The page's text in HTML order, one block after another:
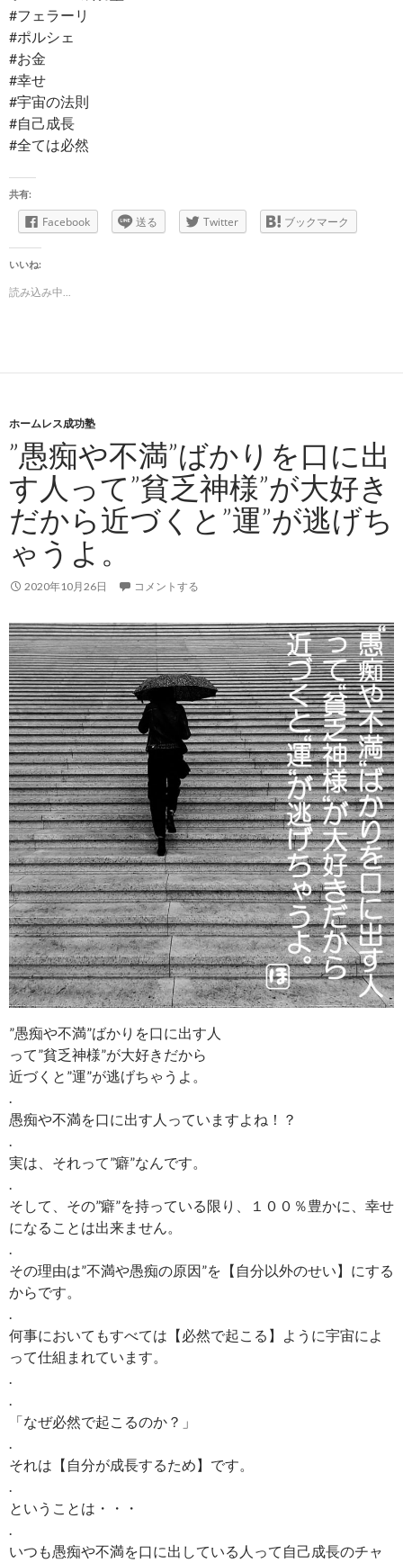
#フェラーリ
#ポルシェ
#お金
#幸せ
#宇宙の法則
#自己成長
#全ては必然
共有:
Facebook 送る Twitter ブックマーク
いいね:
読み込み中...
ホームレス成功塾
”愚痴や不満”ばかりを口に出
す人って”貧乏神様”が大好き
だから近づくと”運”が逃げち
ゃうよ。
2020年10月26日 コメントする
”愚痴や不満”ばかりを口に出す人
って”貧乏神様”が大好きだから
近づくと”運”が逃げちゃうよ。
.
愚痴や不満を口に出す人っていますよね！？
.
実は、それって”癖”なんです。
.
そして、その”癖”を持っている限り、１００％豊かに、幸せ
になることは出来ません。
.
その理由は”不満や愚痴の原因”を【自分以外のせい】にする
からです。
.
何事においてもすべては【必然で起こる】ように宇宙によ
って仕組まれています。
.
.
「なぜ必然で起こるのか？」
.
それは【自分が成長するため】です。
.
ということは・・・
.
いつも愚痴や不満を口に出している人って自己成長のチャ